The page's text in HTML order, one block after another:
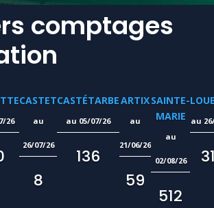
comptages
26
CASTET
26/07/26
8
CASTÉTARBE
05/07/26
136
ARTIX
21/06/26
59
SAINTE-
MARIE
02/08/26
512